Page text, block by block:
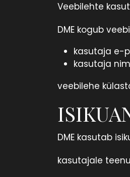
Veebilehte
DME kogub
kasutaja e-
kasutaja
veebilehe
DME kasutab
kasutajale